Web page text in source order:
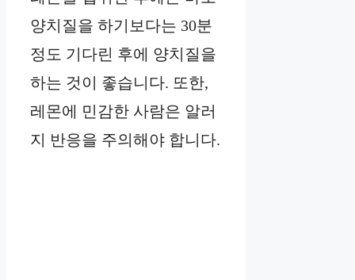
양치질을 하기보다는 30분
정도 기다린 후에 양치질을
하는 것이 좋습니다. 또한,
레몬에 민감한 사람은 알러
지 반응을 주의해야 합니다.